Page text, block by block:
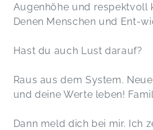
Augenhöhe und respektvoll
Denen Menschen und Ent-
Hast du auch Lust darauf?
Raus aus dem System.
und deine Werte leben!
Dann meld dich bei mir. Ich